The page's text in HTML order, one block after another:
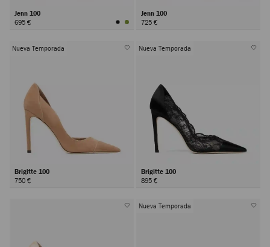
Jenn 100
695 €
Jenn 100
725 €
Nueva Temporada
Brigitte 100
750 €
Nueva Temporada
Brigitte 100
895 €
Nueva Temporada